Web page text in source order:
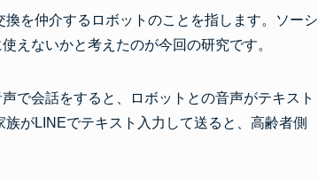
を仲介するロボットのことを指します。ソーシ
えないかと考えたのが今回の研究です。
で会話をすると、ロボットとの音声がテキスト
がLINEでテキスト入力して送ると、高齢者側